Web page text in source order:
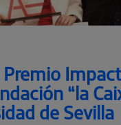
“la
de Sevilla